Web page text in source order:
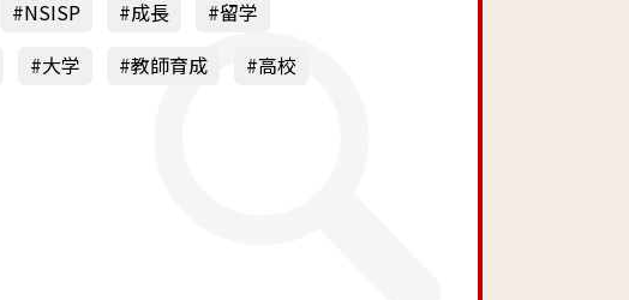
NSISP 成長
留学
大学 教師育成
高校